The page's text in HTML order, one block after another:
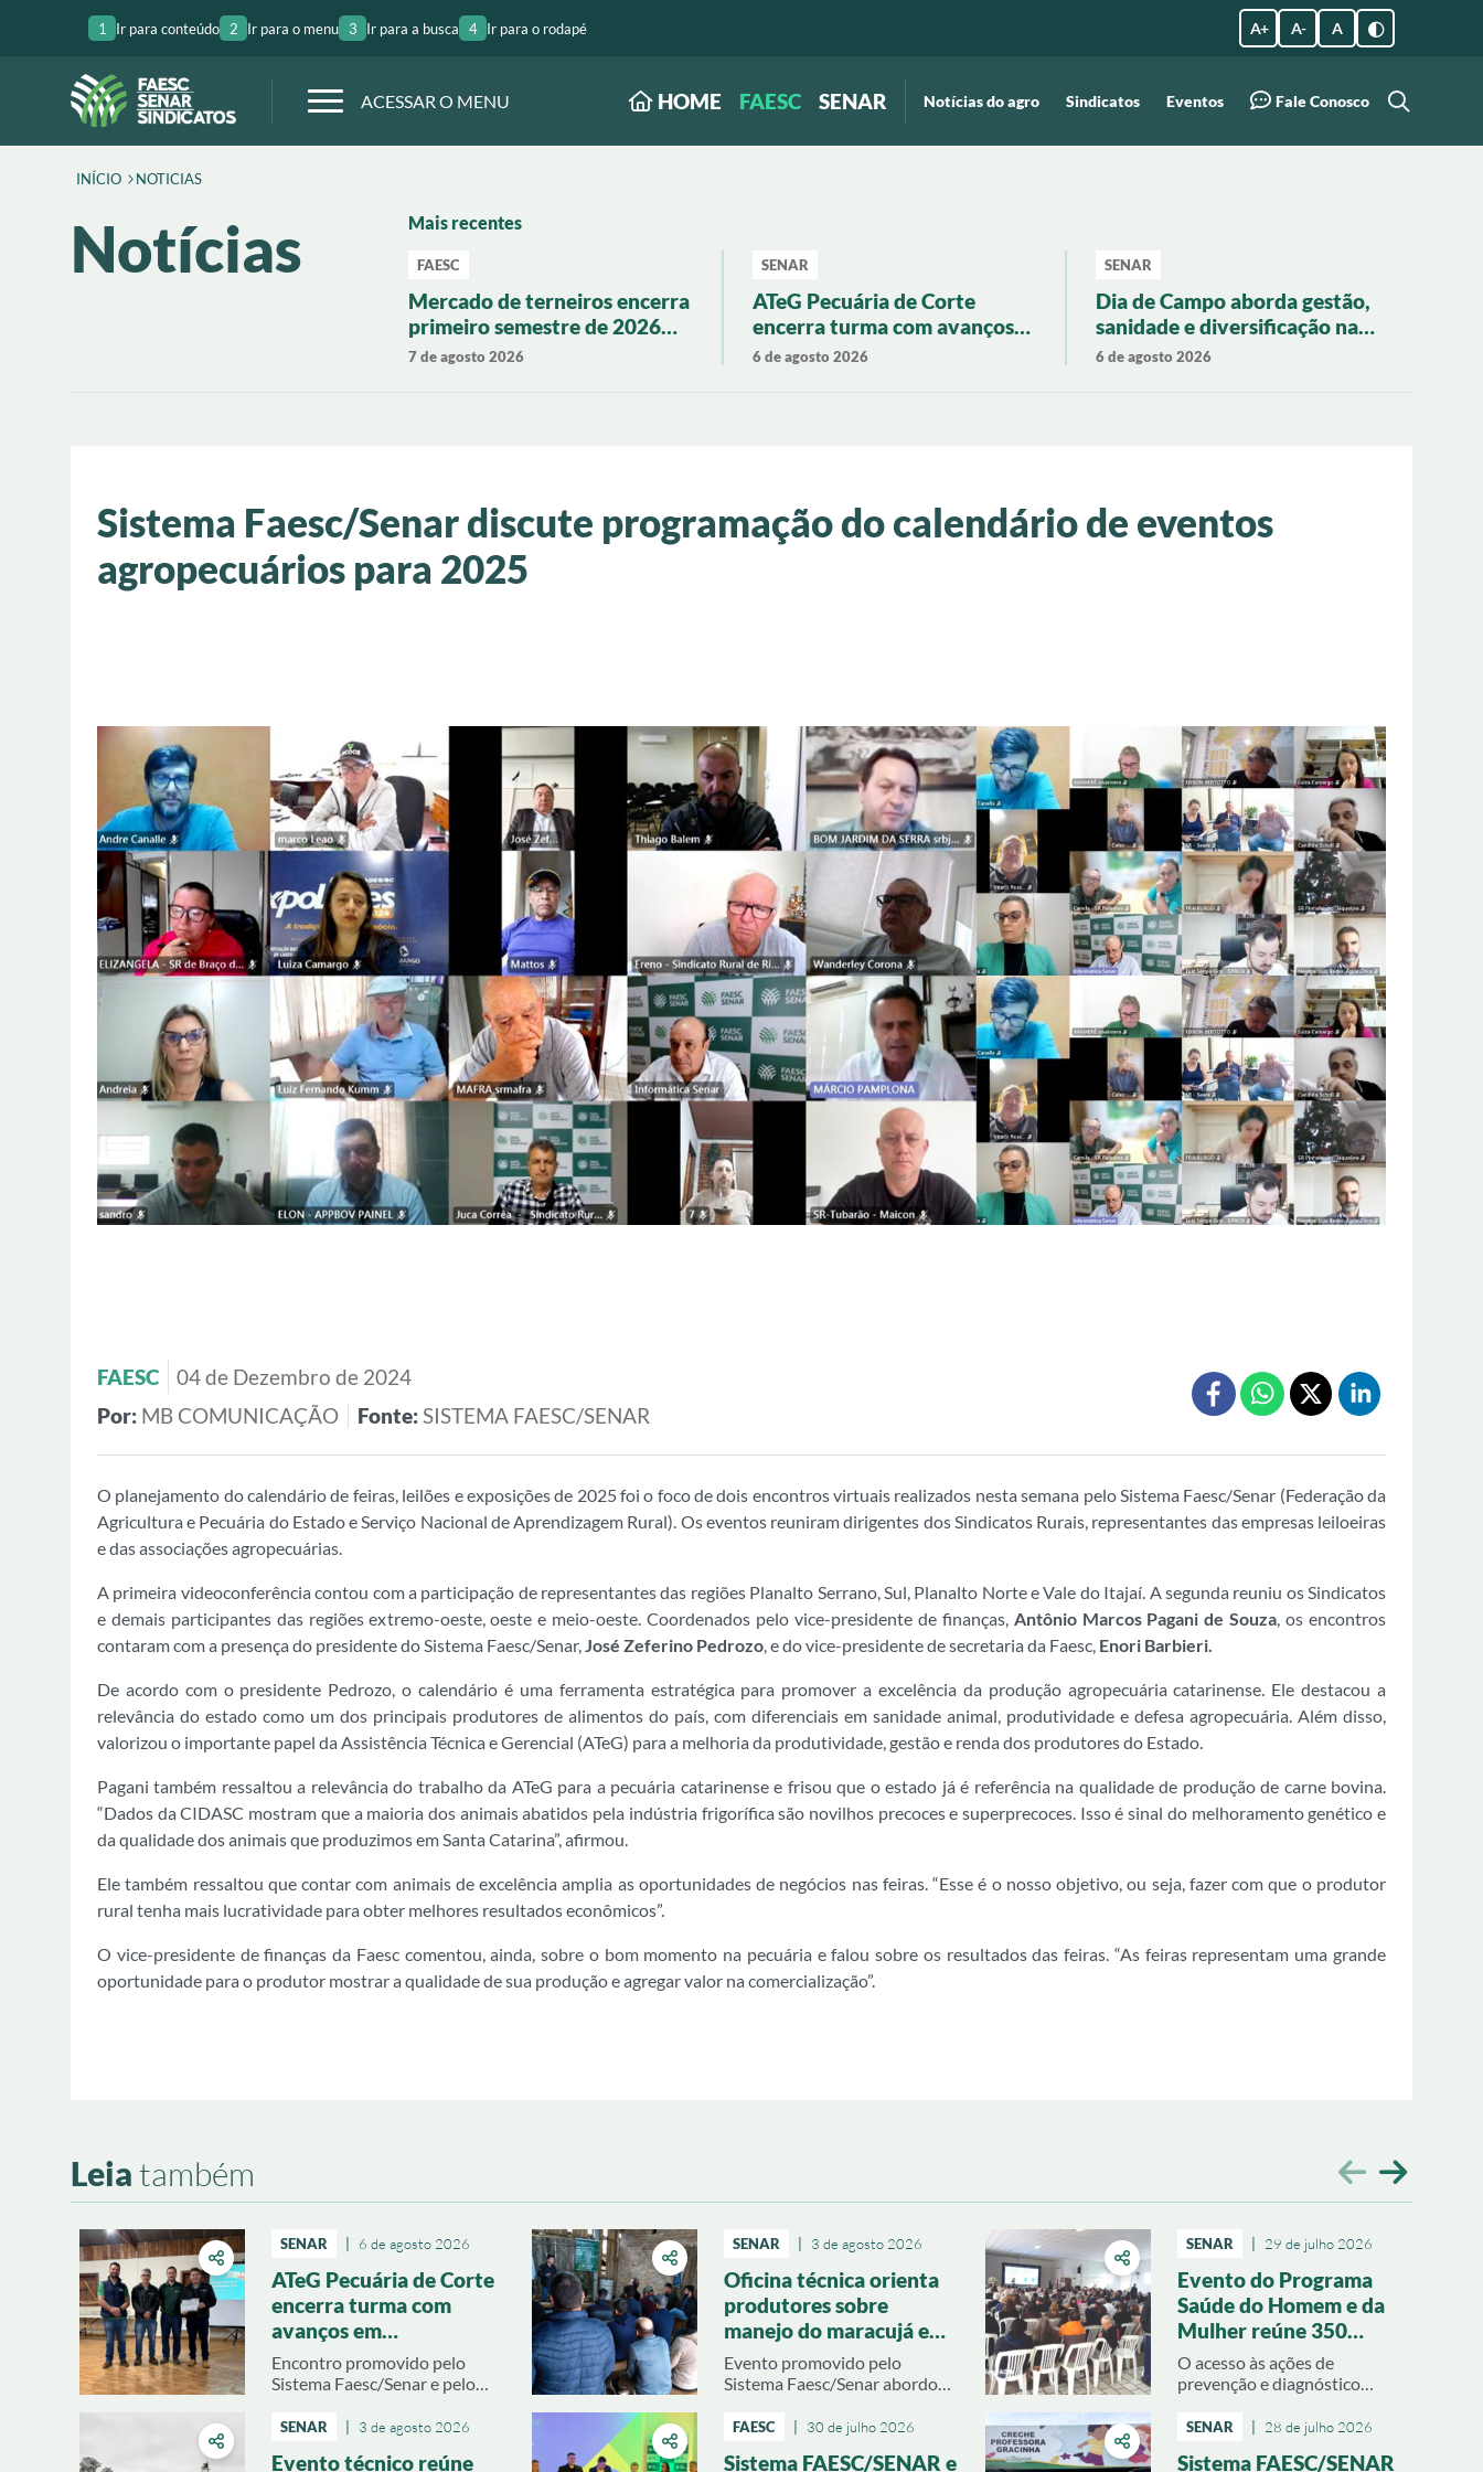
1 Ir para conteúdo 2 Ir para o menu 3 Ir para a busca 4 Ir para o rodapé A + A - A
ACESSAR O MENU HOME FAESC SENAR Notícias do agro Sindicatos Eventos Fale Conosco
INÍCIO NOTICIAS
Notícias Mais recentes
FAESC
Mercado de terneiros encerra
primeiro semestre de 2026
com valorização de 19% em
7 de agosto 2026
SENAR
ATeG Pecuária de Corte
encerra turma com avanços
em produtividade e gestão
6 de agosto 2026
SENAR
Dia de Campo aborda gestão,
sanidade e diversificação na
pecuária regional
6 de agosto 2026
Sistema Faesc/Senar discute programação do calendário de eventos
agropecuários para 2025
FAESC
04 de Dezembro de 2024
Por: MB COMUNICAÇÃO Fonte:SISTEMA FAESC/SENAR
O planejamento do calendário de feiras, leilões e exposições de 2025 foi o foco de dois encontros virtuais realizados nesta semana pelo Sistema Faesc/Senar (Federação da
Agricultura e Pecuária do Estado e Serviço Nacional de Aprendizagem Rural). Os eventos reuniram dirigentes dos Sindicatos Rurais, representantes das empresas leiloeiras
e das associações agropecuárias.
A primeira videoconferência contou com a participação de representantes das regiões Planalto Serrano, Sul, Planalto Norte e Vale do Itajaí. A segunda reuniu os Sindicatos
e demais participantes das regiões extremo-oeste, oeste e meio-oeste. Coordenados pelo vice-presidente de finanças, Antônio Marcos Pagani de Souza, os encontros
contaram com a presença do presidente do Sistema Faesc/Senar,José Zeferino Pedrozo, e do vice-presidente de secretaria da Faesc, Enori Barbieri.
De acordo com o presidente Pedrozo, o calendário é uma ferramenta estratégica para promover a excelência da produção agropecuária catarinense. Ele destacou a
relevância do estado como um dos principais produtores de alimentos do país, com diferenciais em sanidade animal, produtividade e defesa agropecuária. Além disso,
valorizou o importante papel da Assistência Técnica e Gerencial (ATeG) para a melhoria da produtividade, gestão e renda dos produtores do Estado.
Pagani também ressaltou a relevância do trabalho da ATeG para a pecuária catarinense e frisou que o estado já é referência na qualidade de produção de carne bovina.
“Dados da CIDASC mostram que a maioria dos animais abatidos pela indústria frigorífica são novilhos precoces e superprecoces. Isso é sinal do melhoramento genético e
da qualidade dos animais que produzimos em Santa Catarina”, afirmou.
Ele também ressaltou que contar com animais de excelência amplia as oportunidades de negócios nas feiras. “Esse é o nosso objetivo, ou seja, fazer com que o produtor
rural tenha mais lucratividade para obter melhores resultados econômicos”.
O vice-presidente de finanças da Faesc comentou, ainda, sobre o bom momento na pecuária e falou sobre os resultados das feiras. “As feiras representam uma grande
oportunidade para o produtor mostrar a qualidade de sua produção e agregar valor na comercialização”.
Leiatambém
SENAR 6 de agosto 2026
ATeG Pecuária de Corte
encerra turma com
avanços em
produtividade e gestão
rural
Encontro promovido pelo
Sistema Faesc/Senar e pelo
apresentou resultados
alcançados pelas propriedades
SENAR 3 de agosto 2026
Evento técnico reúne
SENAR 3 de agosto 2026
Oficina técnica orienta
produtores sobre
manejo do maracujá em
Urussanga
Evento promovido pelo
Sistema Faesc/Senar abordou
plantio e estratégias para
safra
FAESC 30 de julho 2026
Sistema FAESC/SENAR e
SENAR 29 de julho 2026
Evento do Programa
Saúde do Homem e da
Mulher reúne 350
pessoas em Anitápolis
O acesso às ações de
prevenção e diagnóstico
famílias rurais em Anitápolis. O
Saúde da Mulher, promovido
SENAR 28 de julho 2026
Sistema FAESC/SENAR